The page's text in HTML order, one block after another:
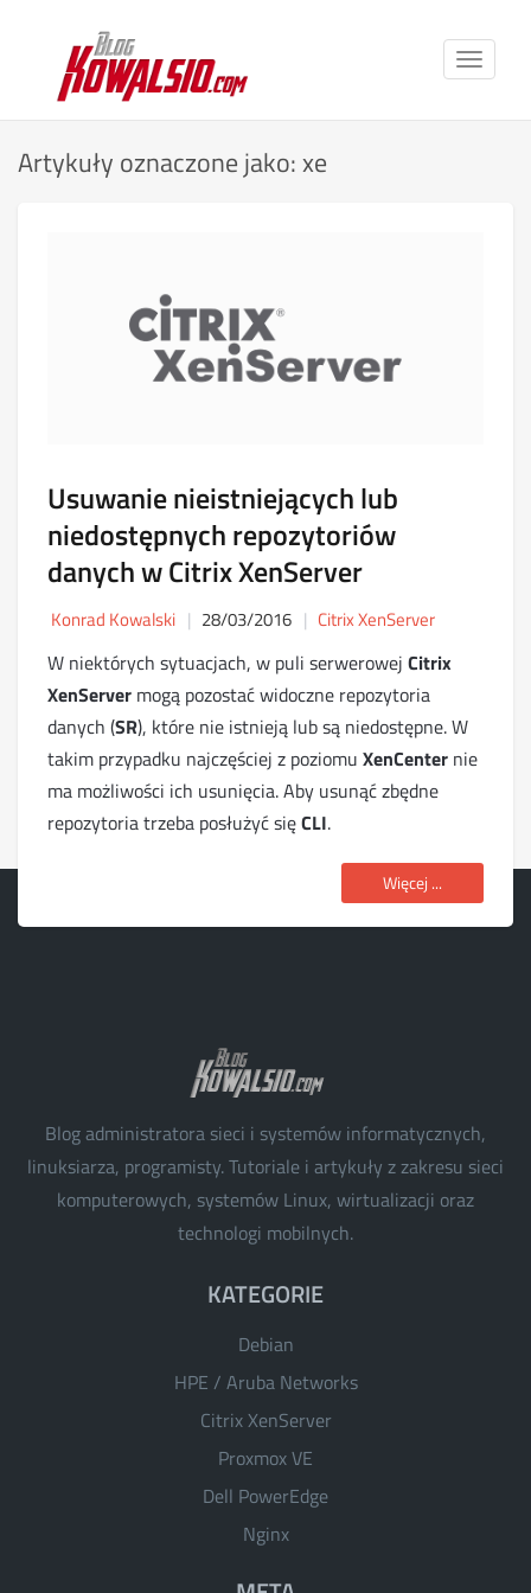
Toggle
Artykuły oznaczone jako: xe
Usuwanie nieistniejących lub
niedostępnych repozytoriów
danych w Citrix XenServer
Konrad Kowalski 28/03/2016 Citrix XenServer
W niektórych sytuacjach, w puli serwerowej Citrix
XenServer mogą pozostać widoczne repozytoria
danych (SR), które nie istnieją lub są niedostępne. W
takim przypadku najczęściej z poziomu XenCenter nie
ma możliwości ich usunięcia. Aby usunąć zbędne
repozytoria trzeba posłużyć sięCLI.
Więcej ...
Blog administratora sieci i systemów informatycznych,
linuksiarza, programisty. Tutoriale i artykuły z zakresu sieci
komputerowych, systemów Linux, wirtualizacji oraz
technologi mobilnych.
KATEGORIE
Debian
HPE / Aruba Networks
Citrix XenServer
Proxmox VE
Dell PowerEdge
Nginx